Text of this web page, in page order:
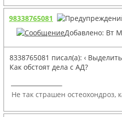
98338765081
Добавлено: Вт
8338765081 писал(а): ‹
Как обстоят дела с АД?
Не так страшен остеохондроз,